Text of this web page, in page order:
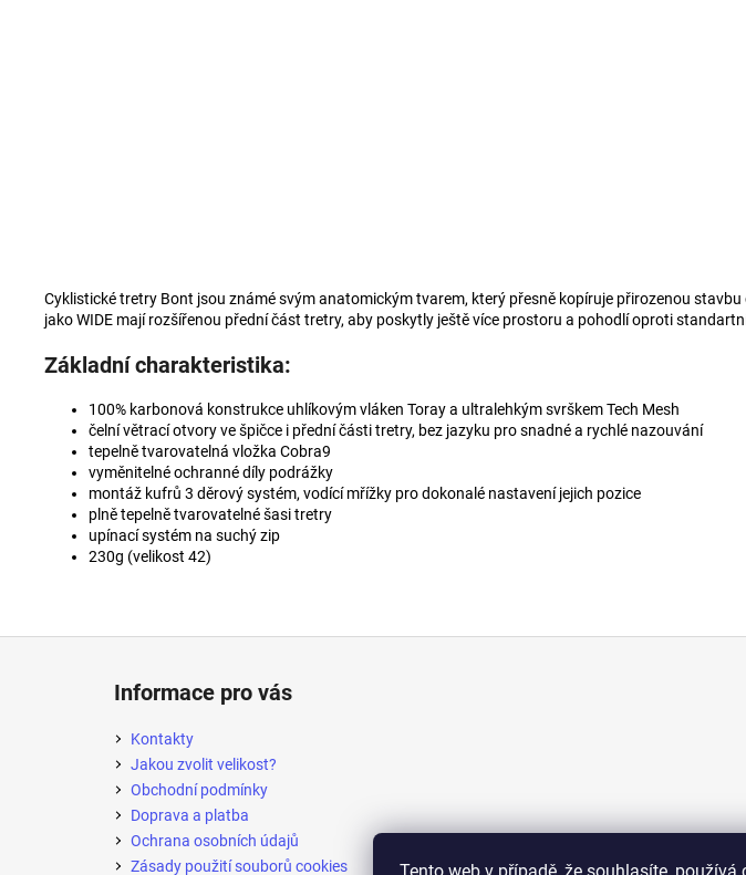
Cyklistické tretry Bont jsou známé svým anatomickým tvarem, který přesně kopíruje přirozenou
jako WIDE mají rozšířenou přední část tretry, aby poskytly ještě více prostoru a pohodlí oproti
Základní charakteristika:
100% karbonová konstrukce uhlíkovým vláken Toray a ultralehkým svrškem Tech Mesh
čelní větrací otvory ve špičce i přední části tretry, bez jazyku pro snadné a rychlé nazouvání
tepelně tvarovatelná vložka Cobra9
vyměnitelné ochranné díly podrážky
montáž kufrů 3 děrový systém, vodící mřížky pro dokonalé nastavení jejich pozice
plně tepelně tvarovatelné šasi tretry
upínací systém na suchý zip
230g (velikost 42)
Informace pro vás
Kontakty
Jakou zvolit velikost?
Obchodní podmínky
Doprava a platba
Ochrana osobních údajů
Zásady použití souborů cookies